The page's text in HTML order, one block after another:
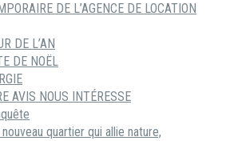
DE L’AGENCE DE LOCATION
DE L’AN
DE NOËL
AVIS NOUS INTÉRESSE
nouveau quartier qui allie nature,